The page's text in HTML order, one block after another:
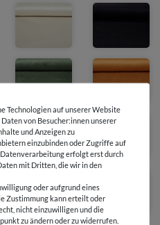
Technologien auf unserer Website
von Besucher:innen unserer
und Anzeigen zu
einzubinden oder Zugriffe auf
erfolgt erst durch
mit Dritten, die wir in den
oder aufgrund eines
Zustimmung kann erteilt oder
nicht einzuwilligen und die
zu ändern oder zu widerrufen.